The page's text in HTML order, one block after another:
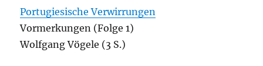
Portugiesische Verwirrungen
Vormerkungen (Folge 1)
Wolfgang Vögele (3 S.)